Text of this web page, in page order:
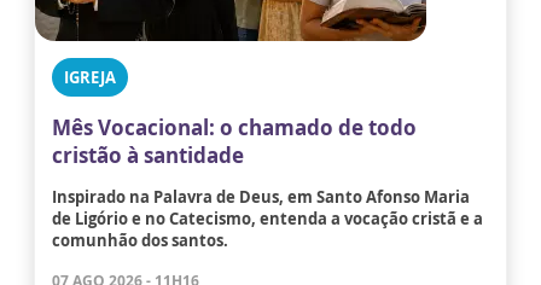
IGREJA
Mês Vocacional: o chamado de todo
cristão à santidade
Inspirado na Palavra de Deus, em Santo Afonso Maria
de Ligório e no Catecismo, entenda a vocação cristã e a
comunhão dos santos.
07 AGO 2026 - 11H16